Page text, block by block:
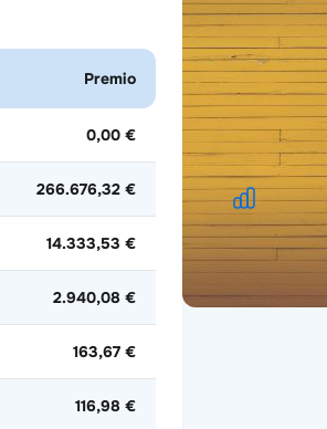
Premio
0,00 €
266.676,32 €
14.333,53 €
2.940,08 €
163,67 €
116,98 €
Resultados
2026 2025
2020
2019
2014
2013
2008 2007